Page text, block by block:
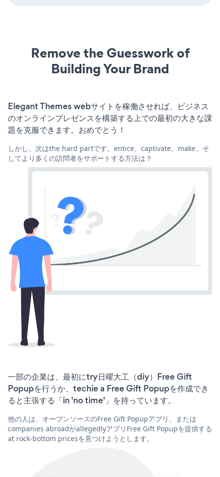
Remove the Guesswork of
Building Your Brand
Elegant Themes webサイトを稼働させれば、ビジネス
のオンラインプレゼンスを構築する上での最初の大きな課
題を克服できます。おめでとう！
しかし、次はthe hard partです。entice、captivate、make、そ
してより多くの訪問者をサポートする方法は？
一部の企業は、最初にtry日曜大工（diy）Free Gift
Popupを行うか、techie a Free Gift Popupを作成でき
ると主張する「in 'no time'」を持っています。
他の人は、オープンソースのFree Gift Popupアプリ、または
companies abroadがallegedlyアプリFree Gift Popupを提供する
at rock-bottom pricesを見つけようとします。